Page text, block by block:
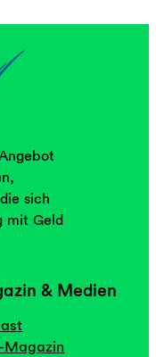
sich
mit Geld
& Medien
Magazin